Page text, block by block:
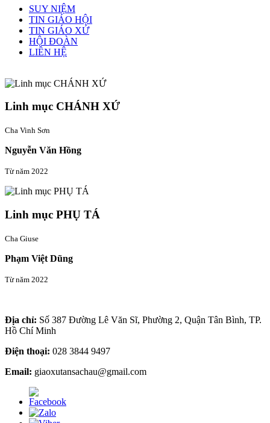
SUY NIỆM
TIN GIÁO HỘI
TIN GIÁO XỨ
HỘI ĐOÀN
LIÊN HỆ
Linh mục CHÁNH XỨ
Cha Vinh Sơn
Nguyễn Văn Hồng
Từ năm 2022
Linh mục PHỤ TÁ
Cha Giuse
Phạm Việt Dũng
Từ năm 2022
Địa chỉ: Số 387 Đường Lê Văn Sĩ, Phường 2, Quận Tân Bình, TP.
Hồ Chí Minh
Điện thoại: 028 3844 9497
Email: giaoxutansachau@gmail.com